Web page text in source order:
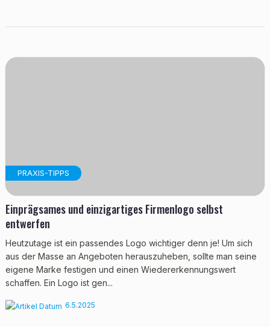
PRAXIS-TIPPS
Einprägsames und einzigartiges Firmenlogo selbst
entwerfen
Heutzutage ist ein passendes Logo wichtiger denn je! Um sich
aus der Masse an Angeboten herauszuheben, sollte man seine
eigene Marke festigen und einen Wiedererkennungswert
schaffen. Ein Logo ist gen...
6.5.2025